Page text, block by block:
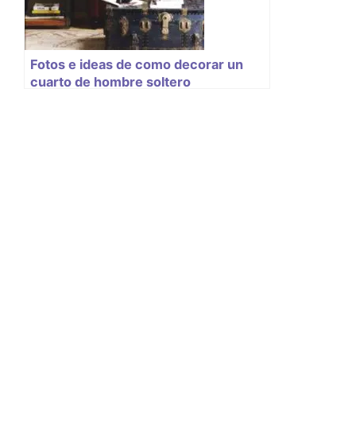
Fotos e ideas de como decorar un
cuarto de hombre soltero